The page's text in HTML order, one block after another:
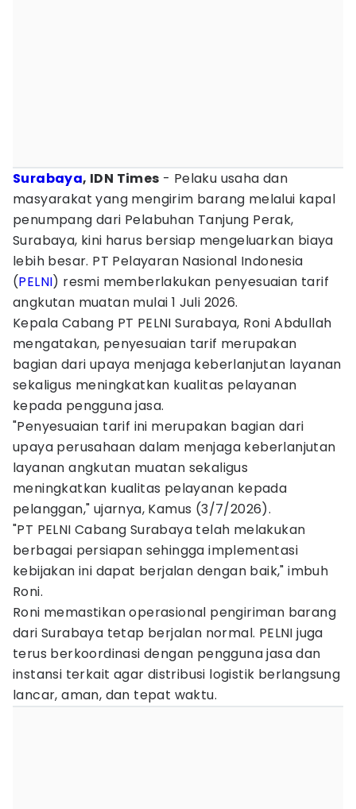
Surabaya, IDN Times - Pelaku usaha dan
masyarakat yang mengirim barang melalui kapal
penumpang dari Pelabuhan Tanjung Perak,
Surabaya, kini harus bersiap mengeluarkan biaya
lebih besar. PT Pelayaran Nasional Indonesia
(PELNI) resmi memberlakukan penyesuaian tarif
angkutan muatan mulai 1 Juli 2026.
Kepala Cabang PT PELNI Surabaya, Roni Abdullah
mengatakan, penyesuaian tarif merupakan
bagian dari upaya menjaga keberlanjutan layanan
sekaligus meningkatkan kualitas pelayanan
kepada pengguna jasa.
"Penyesuaian tarif ini merupakan bagian dari
upaya perusahaan dalam menjaga keberlanjutan
layanan angkutan muatan sekaligus
meningkatkan kualitas pelayanan kepada
pelanggan," ujarnya, Kamus (3/7/2026).
"PT PELNI Cabang Surabaya telah melakukan
berbagai persiapan sehingga implementasi
kebijakan ini dapat berjalan dengan baik," imbuh
Roni.
Roni memastikan operasional pengiriman barang
dari Surabaya tetap berjalan normal. PELNI juga
terus berkoordinasi dengan pengguna jasa dan
instansi terkait agar distribusi logistik berlangsung
lancar, aman, dan tepat waktu.